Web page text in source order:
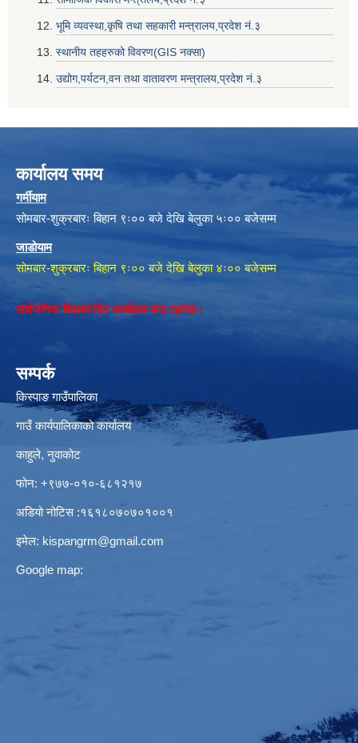
भूमि व्यवस्था,कृषि तथा सहकारी मन्त्रालय,प्रदेश नं‌‍‌‍.३
स्थानीय तहहरुको विवरण(GIS नक्सा)
उद्योग,पर्यटन,वन तथा वातावरण मन्त्रालय,प्रदेश नं‌‍‌‍.३
कार्यालय समय
गर्मीयाम
सोमबार-शुक्रबारः बिहान ९ः०० बजे देखि बेलुका ५ः०० बजेसम्म
जाडोयाम
सोमबार-शुक्रबारः बिहान ९ः०० बजे देखि बेलुका ४ः०० बजेसम्म
सार्वजनिक बिदाको दिन कार्यालय बन्द रहनेछ।
सम्पर्क
किस्पाङ गाउँपालिका
गाउँ कार्यपालिकाको कार्यालय
काहुले‍‍, नुवाकोट
फोन: ‌+९७७-०१०-६८१२१७
अडियो नोटिस ‌‍:१६१८०७०७०१००१
इमेल: kispangrm@gmail.com
Google map: